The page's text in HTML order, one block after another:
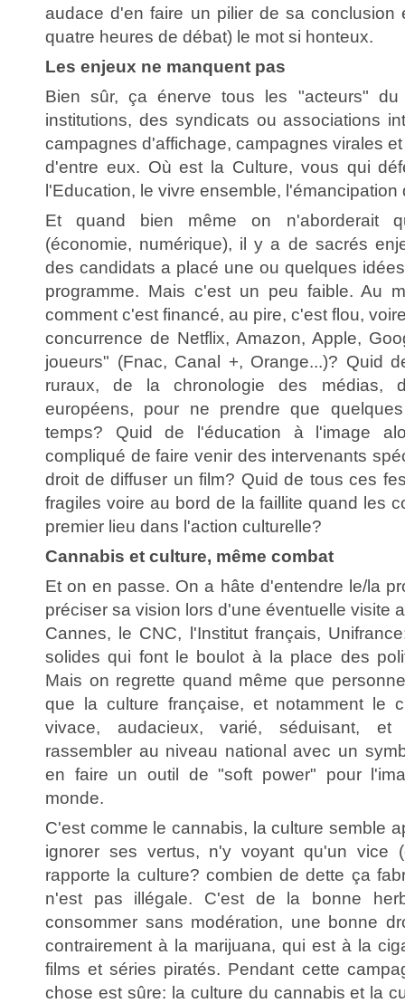
audace d'en faire un pilier de sa conclusion
quatre heures de débat) le mot si honteux.
Les enjeux ne manquent pas
Bien sûr, ça énerve tous les "acteurs" du
institutions, des syndicats ou associations
campagnes d'affichage, campagnes virales
d'entre eux. Où est la Culture, vous qui
l'Education, le vivre ensemble, l'émancipation
Et quand bien même on n'aborderait
(économie, numérique), il y a de sacrés
des candidats a placé une ou quelques
programme. Mais c'est un peu faible. Au
comment c'est financé, au pire, c'est flou,
concurrence de Netflix, Amazon, Apple,
joueurs" (Fnac, Canal +, Orange...)? Quid
ruraux, de la chronologie des médias,
européens, pour ne prendre que
temps? Quid de l'éducation à l'image
compliqué de faire venir des intervenants
droit de diffuser un film? Quid de tous ces
fragiles voire au bord de la faillite quand les
premier lieu dans l'action culturelle?
Cannabis et culture, même combat
Et on en passe. On a hâte d'entendre le/la
préciser sa vision lors d'une éventuelle visite
Cannes, le CNC, l'Institut français,
solides qui font le boulot à la place des
Mais on regrette quand même que
que la culture française, et notamment le
vivace, audacieux, varié, séduisant,
rassembler au niveau national avec un
en faire un outil de "soft power" pour
monde.
C'est comme le cannabis, la culture semble
ignorer ses vertus, n'y voyant qu'un vice
rapporte la culture? combien de dette ça
n'est pas illégale. C'est de la bonne
consommer sans modération, une bonne
contrairement à la marijuana, qui est à la
films et séries piratés. Pendant cette
chose est sûre: la culture du cannabis et la